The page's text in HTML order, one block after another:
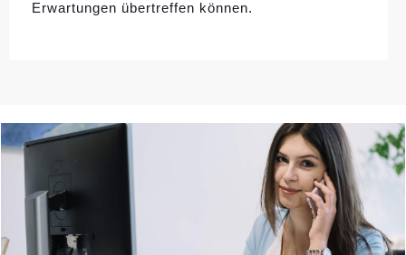
Erwartungen übertreffen können.